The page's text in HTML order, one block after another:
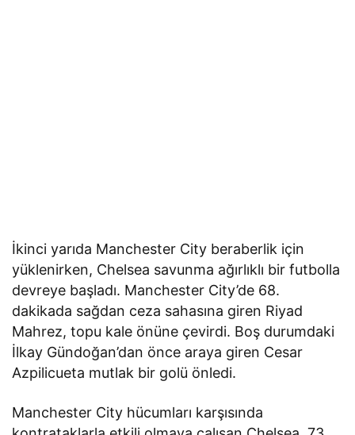
İkinci yarıda Manchester City beraberlik için
yüklenirken, Chelsea savunma ağırlıklı bir futbolla
devreye başladı. Manchester City’de 68.
dakikada sağdan ceza sahasına giren Riyad
Mahrez, topu kale önüne çevirdi. Boş durumdaki
İlkay Gündoğan’dan önce araya giren Cesar
Azpilicueta mutlak bir golü önledi.
Manchester City hücumları karşısında